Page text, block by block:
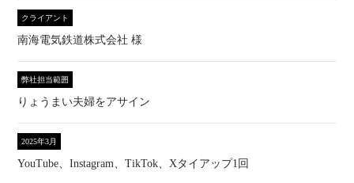
クライアント
南海電気鉄道株式会社 様
弊社担当範囲
りょうまい夫婦をアサイン
2025年3月
YouTube、Instagram、TikTok、Xタイアップ1回